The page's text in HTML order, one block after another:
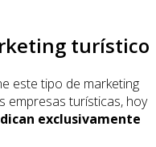
turístico
este tipo de marketing
empresas turísticas, hoy
exclusivamente